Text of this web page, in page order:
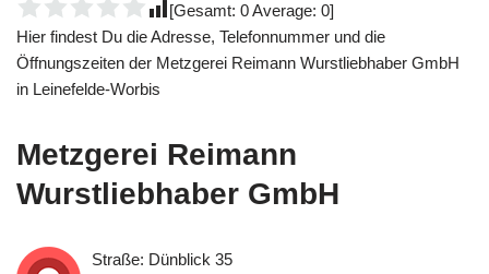
[Gesamt: 0Average: 0]
Hier findest Du die Adresse, Telefonnummer und die
Öffnungszeiten der Metzgerei Reimann Wurstliebhaber GmbH
in Leinefelde-Worbis
Metzgerei Reimann
Wurstliebhaber GmbH
Straße: Dünblick 35